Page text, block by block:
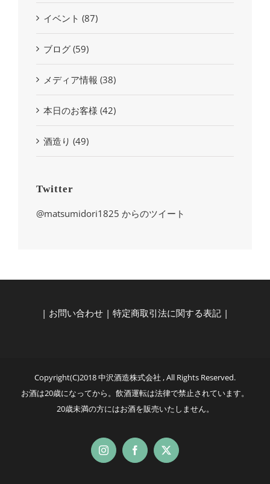
イベント (87)
ブログ (59)
メディア情報 (38)
本日のお客様 (42)
酒造り (49)
Twitter
@matsumidori1825 からのツイート
| お問い合わせ | 特定商取引法に関する表記 |
Copyright(C)2018 中沢酒造株式会社 , All Rights Reserved.
お酒は20歳になってから。飲酒運転は法律で禁止されています。
20歳未満の方にはお酒を販売いたしません。
InstagramFacebook
X